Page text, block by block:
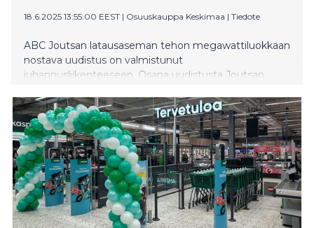
18.6.2025 13:55:00 EEST | Osuuskauppa Keskimaa | Tiedote
ABC Joutsan latausaseman tehon megawattiluokkaan
nostava uudistus on valmistunut
juhannusliikenteeseen. Osana uudistusta Joutsan
akusto, joka mahdollistaa sähkön varastoinnin
huippukuormien tasaukseen. Samaan aikaan ABC
Hirvaskankaalla valmistaudutaan Keski-Suomen
suurimman suurteholatausaseman avaukseen
heinäkuun alussa. Hirvaskankaan suurlatausasema
rakentuu kahdessa vaiheessa, joista ensimmäinen
vaihe avataan kesäliikenteeseen heinäkuun aikana.